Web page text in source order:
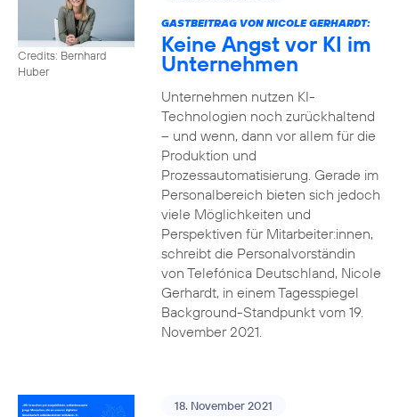
Credits: Bernhard
Huber
GASTBEITRAG VON NICOLE GERHARDT:
Keine Angst vor KI im
Unternehmen
Unternehmen nutzen KI-
Technologien noch zurückhaltend
– und wenn, dann vor allem für die
Produktion und
Prozessautomatisierung. Gerade im
Personalbereich bieten sich jedoch
viele Möglichkeiten und
Perspektiven für Mitarbeiter:innen,
schreibt die Personalvorständin
von Telefónica Deutschland, Nicole
Gerhardt, in einem Tagesspiegel
Background-Standpunkt vom 19.
November 2021.
18. November 2021